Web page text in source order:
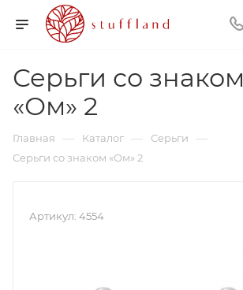
Серьги со знаком
«Ом» 2
Главная — Каталог — Серьги —
Серьги со знаком «Ом» 2
Артикул: 4554